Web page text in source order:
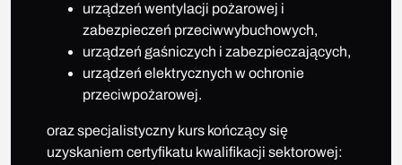
urządzeń wentylacji pożarowej i
zabezpieczeń przeciwwybuchowych,
urządzeń gaśniczych i zabezpieczających,
urządzeń elektrycznych w ochronie
przeciwpożarowej.
oraz specjalistyczny kurs kończący się
uzyskaniem certyfikatu kwalifikacji sektorowej: